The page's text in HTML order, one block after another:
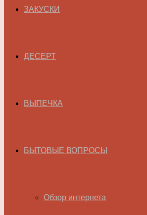
ЗАКУСКИ
ДЕСЕРТ
ВЫПЕЧКА
БЫТОВЫЕ ВОПРОСЫ
Обзор интернета